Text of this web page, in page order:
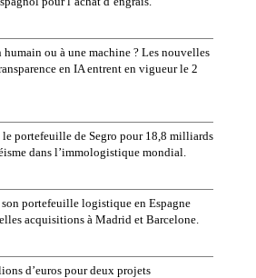
humain ou à une machine ? Les nouvelles
en IA entrent en vigueur le 2
le portefeuille de Segro pour 18,8 milliards
dans l’immologistique mondial.
portefeuille logistique en Espagne
acquisitions à Madrid et Barcelone.
d’euros pour deux projets